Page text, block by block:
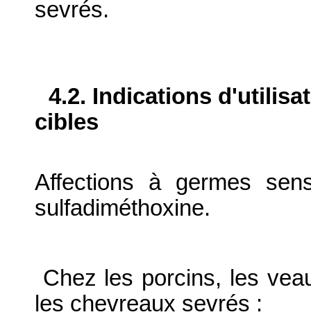
sevrés.
4.2. Indications
cibles
Affections à germes
sulfadiméthoxine.
Chez les porcins, les
les chevreaux sevrés :